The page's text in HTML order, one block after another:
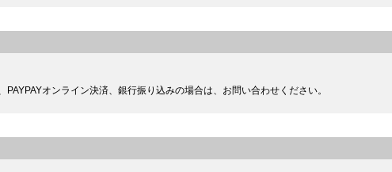
PAYPAYオンライン決済、銀行振り込みの場合は、お問い合わせください。